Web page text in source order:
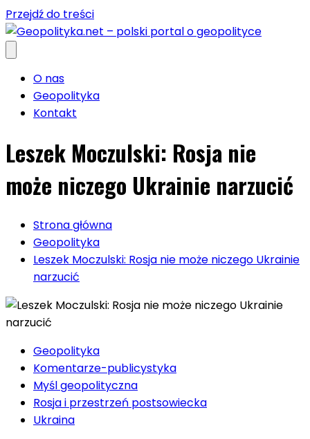
Przejdź do treści
O nas
Geopolityka
Kontakt
Leszek Moczulski: Rosja nie
może niczego Ukrainie narzucić
Strona główna
Geopolityka
Leszek Moczulski: Rosja nie może niczego Ukrainie
narzucić
Geopolityka
Komentarze-publicystyka
Myśl geopolityczna
Rosja i przestrzeń postsowiecka
Ukraina